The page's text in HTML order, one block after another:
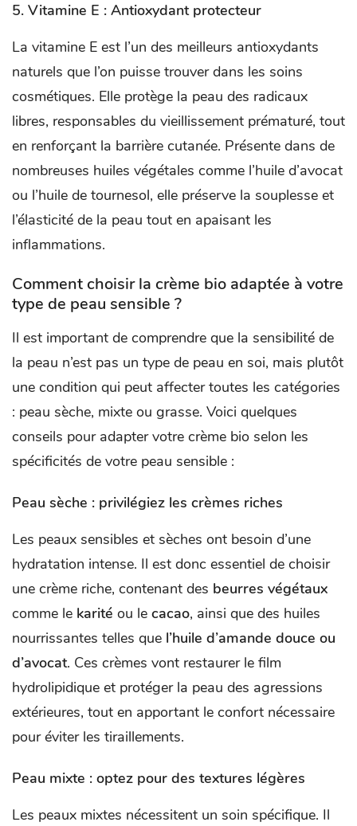
5. Vitamine E : Antioxydant protecteur
La vitamine E est l’un des meilleurs antioxydants
naturels que l’on puisse trouver dans les soins
cosmétiques. Elle protège la peau des radicaux
libres, responsables du vieillissement prématuré, tout
en renforçant la barrière cutanée. Présente dans de
nombreuses huiles végétales comme l’huile d’avocat
ou l’huile de tournesol, elle préserve la souplesse et
l’élasticité de la peau tout en apaisant les
inflammations.
Comment choisir la crème bio adaptée à votre
type de peau sensible ?
Il est important de comprendre que la sensibilité de
la peau n’est pas un type de peau en soi, mais plutôt
une condition qui peut affecter toutes les catégories
: peau sèche, mixte ou grasse. Voici quelques
conseils pour adapter votre crème bio selon les
spécificités de votre peau sensible :
Peau sèche : privilégiez les crèmes riches
Les peaux sensibles et sèches ont besoin d’une
hydratation intense. Il est donc essentiel de choisir
une crème riche, contenant des beurres végétaux
comme le karité ou le cacao, ainsi que des huiles
nourrissantes telles que l’huile d’amande douce ou
d’avocat. Ces crèmes vont restaurer le film
hydrolipidique et protéger la peau des agressions
extérieures, tout en apportant le confort nécessaire
pour éviter les tiraillements.
Peau mixte : optez pour des textures légères
Les peaux mixtes nécessitent un soin spécifique. Il